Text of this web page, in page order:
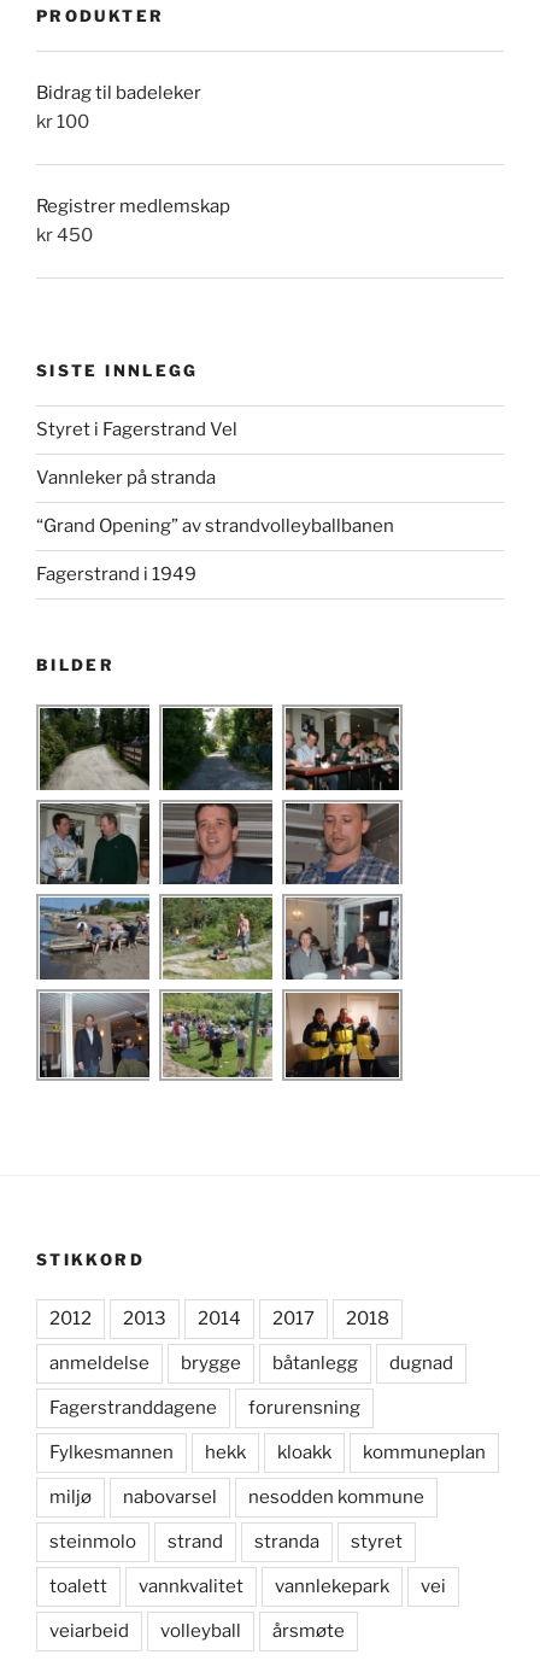
PRODUKTER
Bidrag til badeleker
kr100
Registrer medlemskap
kr450
SISTE INNLEGG
Styret i Fagerstrand Vel
Vannleker på stranda
“Grand Opening” av strandvolleyballbanen
Fagerstrand i 1949
BILDER
STIKKORD
2012 2013 2014 2017 2018
anmeldelse brygge båtanlegg dugnad
Fagerstranddagene forurensning
Fylkesmannen hekk kloakk kommuneplan
miljø nabovarsel nesodden kommune
steinmolo strand stranda styret
toalett vannkvalitet vannlekepark vei
veiarbeid volleyball årsmøte